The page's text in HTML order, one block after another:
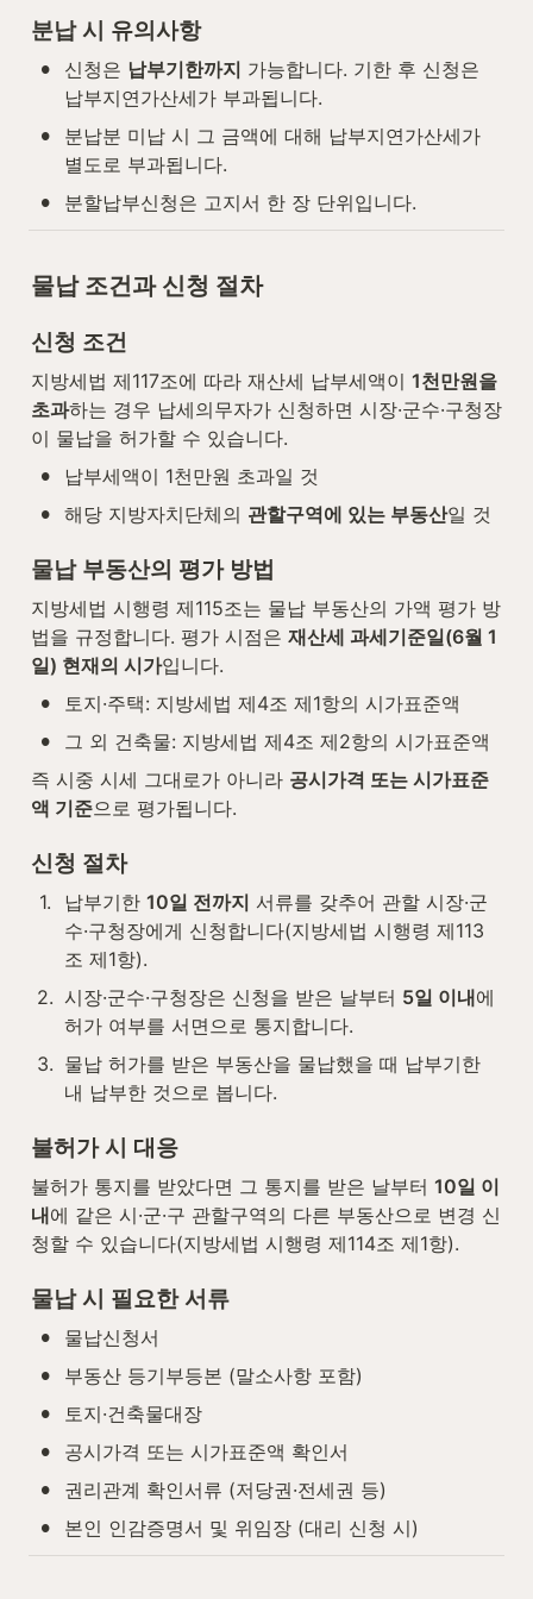
분납 시 유의사항
• 신청은 납부기한까지 가능합니다. 기한 후 신청은
납부지연가산세가 부과됩니다.
•
분납분 미납 시 그 금액에 대해 납부지연가산세가
별도로 부과됩니다.
• 분할납부신청은 고지서 한 장 단위입니다.
물납 조건과 신청 절차
신청 조건
지방세법 제117조에 따라 재산세 납부세액이 1천만원을
초과하는 경우 납세의무자가 신청하면 시장·군수·구청장
이 물납을 허가할 수 있습니다.
• 납부세액이 1천만원 초과일 것
• 해당 지방자치단체의 관할구역에 있는 부동산일 것
물납 부동산의 평가 방법
지방세법 시행령 제115조는 물납 부동산의 가액 평가 방
법을 규정합니다. 평가 시점은 재산세 과세기준일(6월 1
일) 현재의 시가입니다.
• 토지·주택: 지방세법 제4조 제1항의 시가표준액
•
그 외 건축물: 지방세법 제4조 제2항의 시가표준액
즉 시중 시세 그대로가 아니라 공시가격 또는 시가표준
액 기준으로 평가됩니다.
신청 절차
1. 납부기한 10일 전까지 서류를 갖추어 관할 시장·군
수·구청장에게 신청합니다(지방세법 시행령 제113
조 제1항).
2. 시장·군수·구청장은 신청을 받은 날부터 5일 이내에
허가 여부를 서면으로 통지합니다.
3. 물납 허가를 받은 부동산을 물납했을 때 납부기한
내 납부한 것으로 봅니다.
불허가 시 대응
불허가 통지를 받았다면 그 통지를 받은 날부터 10일 이
내에 같은 시·군·구 관할구역의 다른 부동산으로 변경 신
청할 수 있습니다(지방세법 시행령 제114조 제1항).
물납 시 필요한 서류
• 물납신청서
• 부동산 등기부등본 (말소사항 포함)
• 토지·건축물대장
• 공시가격 또는 시가표준액 확인서
• 권리관계 확인서류 (저당권·전세권 등)
• 본인 인감증명서 및 위임장 (대리 신청 시)